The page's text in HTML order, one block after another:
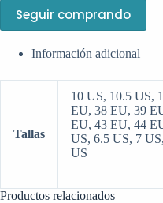
Seguir comprando
Información adicional
Tallas
10 US, 10.5 US,
EU, 38 EU, 39
EU, 43 EU, 44
US, 6.5 US, 7
US
Productos relacionados